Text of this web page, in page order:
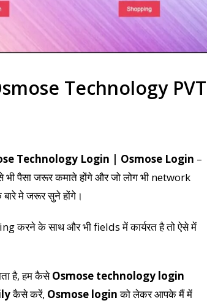
Technology PVT
Technology Login | Osmose Login –
भी पैसा जरूर कमाते होंगे और जो लोग भी network
मे जरूर सुने होंगे।
करने के साथ और भी fields में कार्यरत है तो ऐसे में
है, हम कैसेOsmose technology login
कैसे करें, Osmose loginको लेकर आपके मैं में